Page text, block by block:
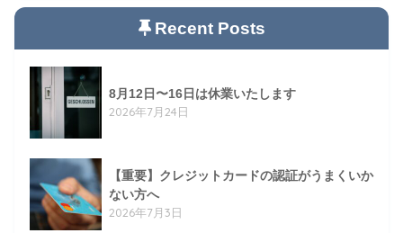
Recent Posts
8月12日〜16日は休業いたします
2026年7月24日
【重要】クレジットカードの認証がうまくいか
ない方へ
2026年7月3日